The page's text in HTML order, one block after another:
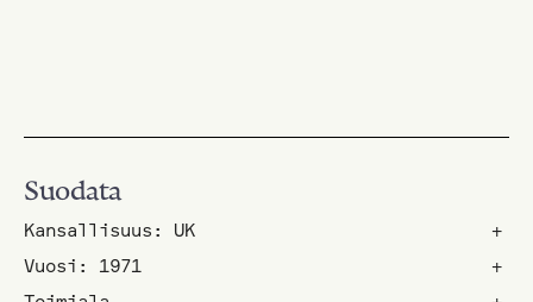
Suodata
Kansallisuus: UK
+
Vuosi: 1971
+